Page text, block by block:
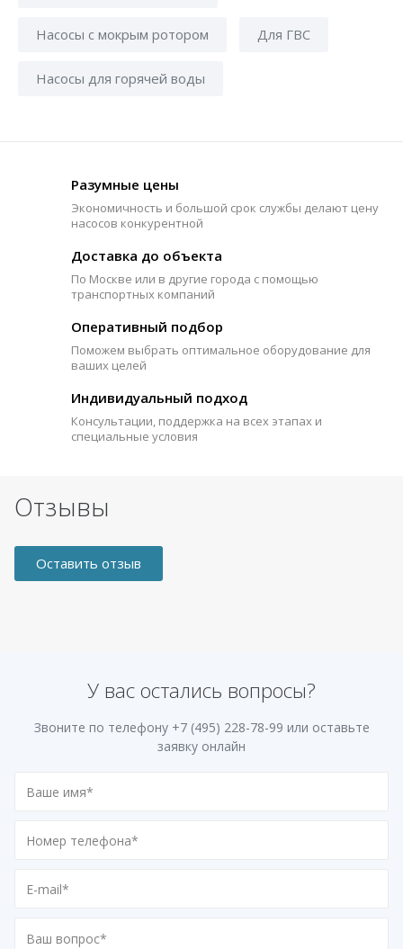
Насосы с мокрым ротором Для ГВС
Насосы для горячей воды
Разумные цены
Экономичность и большой срок службы делают цену
насосов конкурентной
Доставка до объекта
По Москве или в другие города с помощью
транспортных компаний
Оперативный подбор
Поможем выбрать оптимальное оборудование для
ваших целей
Индивидуальный подход
Консультации, поддержка на всех этапах и
специальные условия
Отзывы
Оставить отзыв
У вас остались вопросы?
Звоните по телефону +7 (495) 228-78-99 или оставьте
заявку онлайн